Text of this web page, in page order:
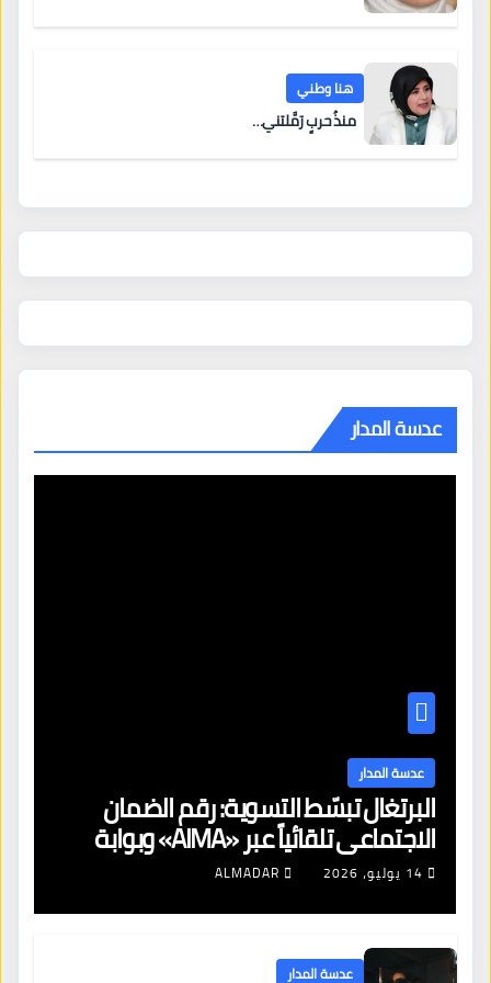
هنا وطني
منذُ حربٍ رَمَّلتني…
عدسة المدار
عدسة المدار
البرتغال تبسّط التسوية: رقم الضمان
الاجتماعي تلقائياً عبر «AIMA» وبوابة
جديدة لتجديد الإقامات
14 يوليو، 2026 ALMADAR
عدسة المدار